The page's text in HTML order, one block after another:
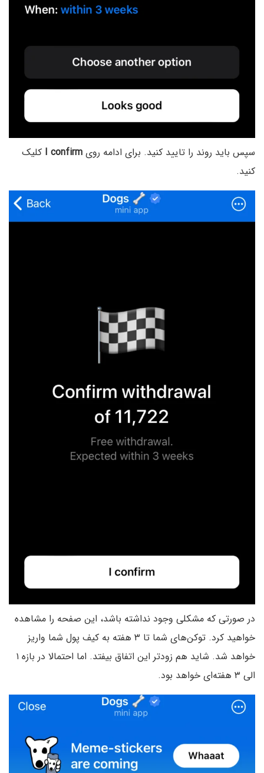
سپس باید روند را تایید کنید. برای ادامه روی I confirm کلیک
کنید.
در صورتی که مشکلی وجود نداشته باشد، این صفحه را مشاهده
خواهید کرد. توکن‌های شما تا ۳ هفته به کیف پول شما واریز
خواهد شد. شاید هم زودتر این اتفاق بیفتد. اما احتمالا در بازه ۱
الی ۳ هفته‌ای خواهد بود.